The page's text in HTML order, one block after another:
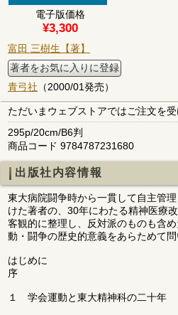
電子版価格
¥3,300
富田 三樹生【著】
著者をお気に入りに登録
青弓社 （2000/01発売）
ただいまウェブストアではご注文を受
295p/20cm/B6判
商品コード 9784787231680
出版社内容情報
東大病院闘争時から一貫して自主管
けた著者の、30年にわたる精神医療
客観的に整理し、反対派のものも含
動・闘争の歴史的意義をあらためて問
はじめに
序
１ 学会運動と東大精神科の二十年